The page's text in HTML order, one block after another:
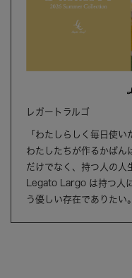
レガートラルゴ
「わたしらしく毎日使い
わたしたちが作るかばん
だけでなく、持つ人の人
Legato Largo は持つ人
う優しい存在でありたい。